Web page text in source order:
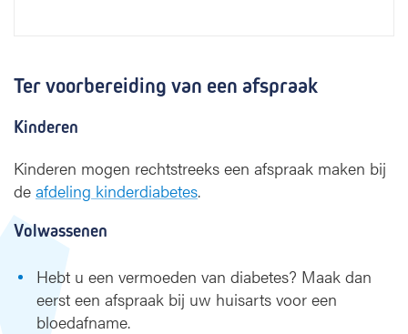
Ter voorbereiding van een afspraak
Kinderen
Kinderen mogen rechtstreeks een afspraak maken bij
de afdeling kinderdiabetes.
Volwassenen
Hebt u een vermoeden van diabetes? Maak dan
eerst een afspraak bij uw huisarts voor een
bloedafname.